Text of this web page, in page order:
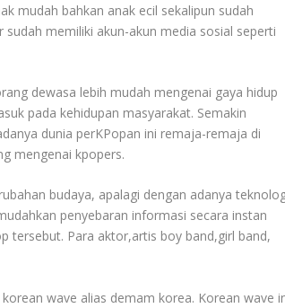
mudah bahkan anak ecil sekalipun sudah
memiliki akun-akun media sosial seperti
dewasa lebih mudah mengenai gaya hidup
pada kehidupan masyarakat. Semakin
dunia perKPopan ini remaja-remaja di
mengenai kpopers.
budaya, apalagi dengan adanya
penyebaran informasi secara instan
tersebut. Para aktor,artis boy band,girl band,
wave alias demam korea. Korean wave